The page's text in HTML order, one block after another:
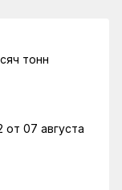
тонн
от 07 августа